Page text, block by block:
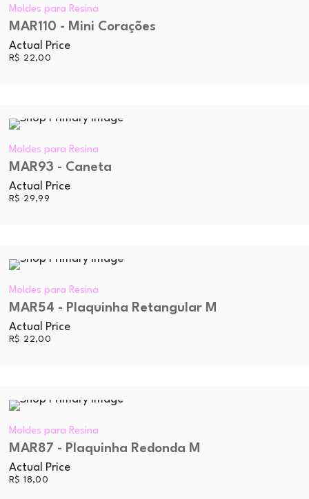
Moldes para Resina
MAR110 - Mini Corações
Actual Price
R$ 22,00
Moldes para Resina
MAR93 - Caneta
Actual Price
R$ 29,99
Moldes para Resina
MAR54 - Plaquinha Retangular M
Actual Price
R$ 22,00
Moldes para Resina
MAR87 - Plaquinha Redonda M
Actual Price
R$ 18,00